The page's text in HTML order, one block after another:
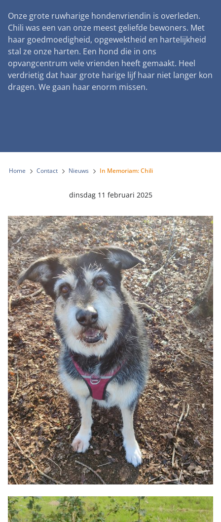
Verantwoord fokbeleid
Landelijk vuurwerkverbod
Verplichte pre-aanschaf cursus
Gemeentelijk meldpunt bijtincidenten
Lezingen
Symposium Gemeentelijk Dierenbeleid
Teken onze petitie
Steun als bedrijf
Adopteer een seniorhond
Sponsor een seniorhond
Schenk met belastingvoordeel
Honden voor Honden Loop
Vraag een donatiebox aan
Wat wij doen
Onze organisatie
Samenwerking
Bekende vrienden
Contactgegevens
Pers
Nieuws
Veelgestelde vragen
Zoeken
Onze grote ruwharige hondenvriendin is overleden.
Chili was een van onze meest geliefde bewoners. Met
haar goedmoedigheid, opgewektheid en hartelijkheid
stal ze onze harten. Een hond die in ons
opvangcentrum vele vrienden heeft gemaakt. Heel
verdrietig dat haar grote harige lijf haar niet langer kon
dragen. We gaan haar enorm missen.
Home Contact Nieuws In Memoriam: Chili
dinsdag 11 februari 2025